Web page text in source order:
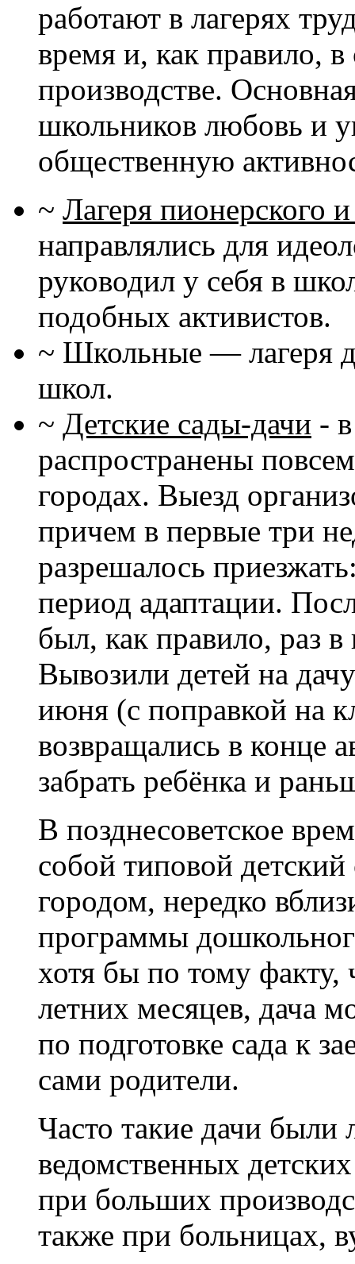
работают в лагерях
время и, как правило, в
производстве.
школьников любовь и
общественную
~ Лагеря пионерского
направлялись для
руководил у себя в
подобных активистов.
~ Школьные — лагеря
школ.
~ Детские сады-дачи -
распространены
городах. Выезд
причем в первые три
разрешалось
период адаптации.
был, как правило, раз
Вывозили детей на
июня (с поправкой на
возвращались в конце
забрать ребёнка и
В позднесоветское
собой типовой
городом, нередко
программы
хотя бы по тому факту,
летних месяцев, дача
по подготовке сада к
сами родители.
Часто такие дачи
ведомственных
при больших
также при больницах,